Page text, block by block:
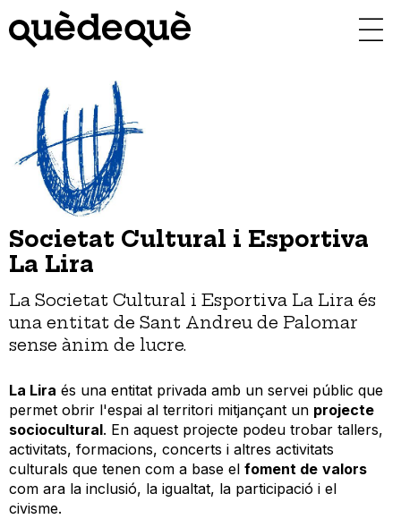
contingut
Societat Cultural i Esportiva
La Lira
La Societat Cultural i Esportiva La Lira és
una entitat de Sant Andreu de Palomar
sense ànim de lucre.
La Lira és una entitat privada amb un servei públic que
permet obrir l'espai al territori mitjançant un projecte
sociocultural. En aquest projecte podeu trobar tallers,
activitats, formacions, concerts i altres activitats
culturals que tenen com a base el foment de valors
com ara la inclusió, la igualtat, la participació i el
civisme.